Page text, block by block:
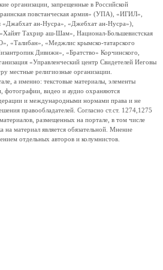
организации, запрещенные в Российской
повстанческая армия» (УПА), «ИГИЛ»,
ан-Нусра», «Джебхат ан-Нусра»),
Тахрир аш-Шам», Национал-Большевистская
«Талибан», «Меджлис крымско-татарского
Дивижн», «Братство» Корчинского,
«Управленческий центр Свидетелей Иеговы
местные религиозные организации.
а именно: текстовые материалы, элементы
фотографии, видео и аудио охраняются
и международными нормами права и не
правообладателей. Согласно ст.ст. 1274,1275
размещенных на портале, в том числе
на материал является обязательной. Мнение
отдельных авторов и колумнистов.